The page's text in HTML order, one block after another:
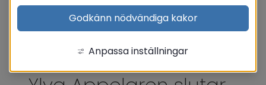
Godkänn nödvändiga kakor
Anpassa inställningar